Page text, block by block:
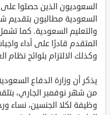
السعوديون الذين حصلوا
السعودية مطالبون بتقديم
والتعليم السعودية. كما
المتقدم قادرًا على أداء
وكذلك الالتزام بلوائح
يذكر أن وزارة الدفاع
من شهر نوفمبر الجاري،
وظيفة لكلا الجنسين، نساء